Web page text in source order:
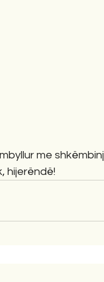
me shkëmbinj
hijerëndë!